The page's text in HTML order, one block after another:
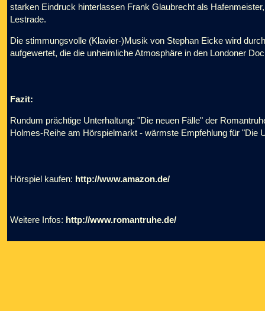
starken Eindruck hinterlassen Frank Glaubrecht als
Lestrade.
Die stimmungsvolle (Klavier-)Musik von Stephan Eicke wird
aufgewertet, die die unheimliche Atmosphäre in den Londoner
Fazit:
Rundum prächtige Unterhaltung: "Die neuen Fälle" der
Holmes-Reihe am Hörspielmarkt - wärmste Empfehlung für "Die
Hörspiel kaufen: http://www.amazon.de/
Weitere Infos: http://www.romantruhe.de/